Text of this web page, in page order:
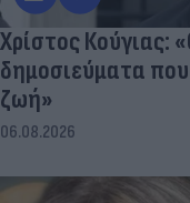
Χρίστος Κούγιας:
δημοσιεύματα
ζωή»
06.08.2026